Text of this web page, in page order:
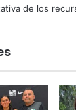
de los